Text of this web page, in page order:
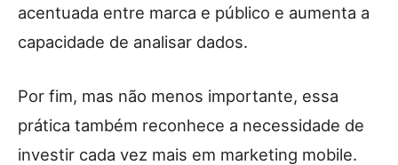
acentuada entre marca e público e aumenta a
capacidade de analisar dados.
Por fim, mas não menos importante, essa
prática também reconhece a necessidade de
investir cada vez mais em marketing mobile.